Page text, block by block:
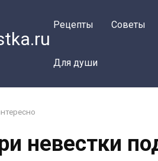
Рецепты Советы
Для души
невестки